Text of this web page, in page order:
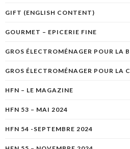
GIFT (ENGLISH CONTENT)
GOURMET – EPICERIE FINE
GROS ÉLECTROMÉNAGER POUR LA
GROS ÉLECTROMÉNAGER POUR LA
HFN – LE MAGAZINE
HFN 53 – MAI 2024
HFN 54 -SEPTEMBRE 2024